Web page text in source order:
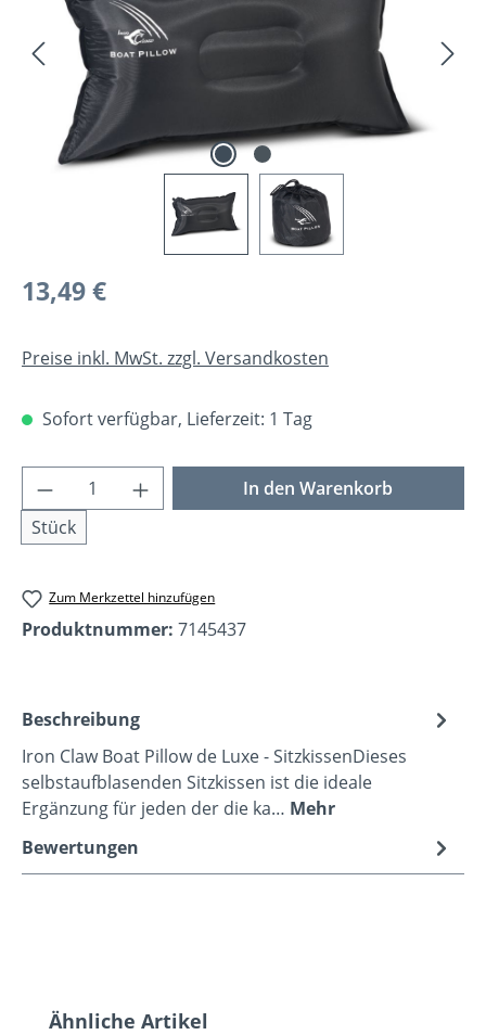
Regulärer Preis:
13,49 €
Preise inkl. MwSt. zzgl. Versandkosten
Sofort verfügbar, Lieferzeit: 1 Tag
Produkt Anzahl: Gib den gewünschten
Stück
In den Warenkorb
Zum Merkzettel hinzufügen
Produktnummer: 7145437
Beschreibung
Iron Claw Boat Pillow de Luxe - SitzkissenDieses
selbstaufblasenden Sitzkissen ist die ideale
Ergänzung für jeden der die ka… Mehr
Bewertungen
Produktgalerie überspringen
Ähnliche Artikel